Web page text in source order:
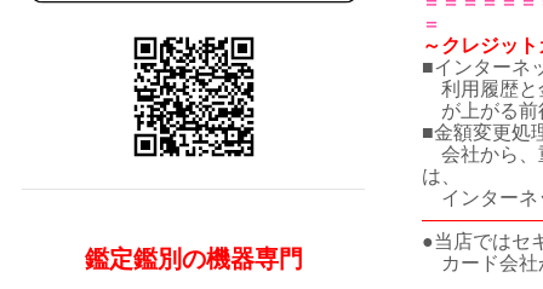
＝
～クレジッ
■インターネ
利用履歴と
が 上がる
■金額変更処
会社から、
は、
インターネ
●当店ではセ
カード会社
鑑定鑑別の機器専門